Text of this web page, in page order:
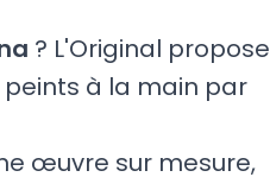
? L'Original propose
à la main par
œuvre sur mesure,